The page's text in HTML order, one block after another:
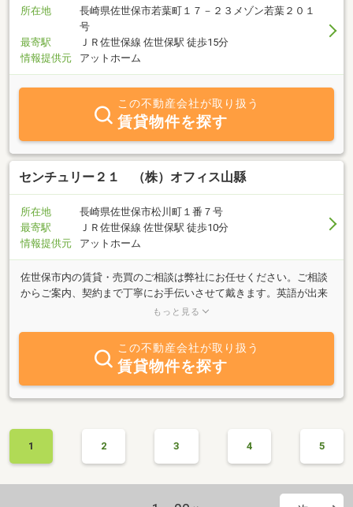
い。
所在地
長崎県佐世保市若葉町１７－２３メゾン若葉２０１
号
最寄駅
ＪＲ佐世保線 佐世保駅 徒歩15分
情報提供元
アットホーム
この不動産会社が取り扱う
賃貸物件を探す
センチュリー２１ （株）オフィス山縣
所在地
長崎県佐世保市松川町１番７号
最寄駅
ＪＲ佐世保線 佐世保駅 徒歩10分
情報提供元
アットホーム
佐世保市内の賃貸・売買のご相談は弊社にお任せください。ご相談
からご案内、契約まで丁寧にお手伝いさせて戴きます。英語が出来
るスタッフが在籍し、米軍向けの賃貸物件も取り扱っております。
もっと見る
この不動産会社が取り扱う
賃貸物件を探す
1 2 3 4 5